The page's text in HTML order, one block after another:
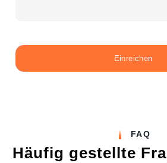
Einreichen
FAQ
Häufig gestellte